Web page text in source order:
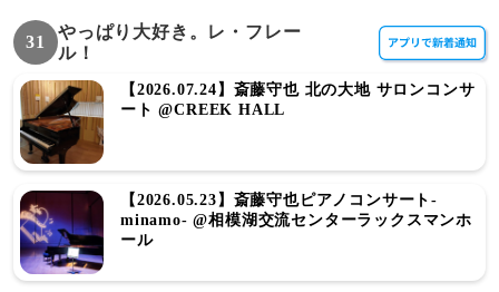
31
やっぱり大好き。レ・フレー
ル！
【2026.07.24】斎藤守也 北の大地 サロンコンサ
ート @CREEK HALL
【2026.05.23】斎藤守也ピアノコンサート-
minamo- @相模湖交流センターラックスマンホ
ール